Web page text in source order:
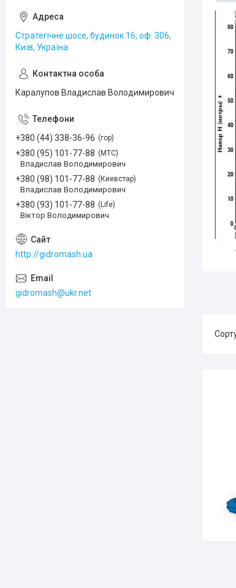
Стратегічне шосе, будинок 16, оф. 306,
Київ, Україна
Каралупов Владислав Володимирович
+380 (44) 338-36-96 гор
+380 (95) 101-77-88 МТС
Владислав Володимирович
+380 (98) 101-77-88 Киевстар
Владислав Володимирович
+380 (93) 101-77-88 Life
Віктор Володимирович
http://gidromash.ua
gidromash@ukr.net